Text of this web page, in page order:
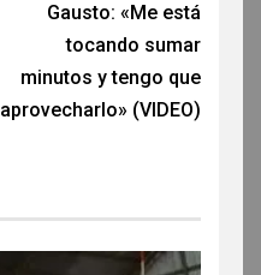
Gausto: «Me está
tocando sumar
minutos y tengo que
aprovecharlo» (VIDEO)